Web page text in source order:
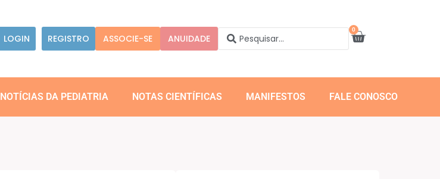
LOGIN REGISTRO ASSOCIE-SE ANUIDADE
0
NOTÍCIAS DA PEDIATRIA NOTAS CIENTÍFICAS MANIFESTOS FALE CONOSCO